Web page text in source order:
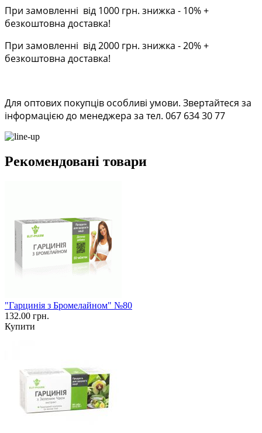
При замовленні від 1000 грн. знижка - 10% +
безкоштовна доставка!
При замовленні від 2000 грн. знижка - 20% +
безкоштовна доставка!
Для оптових покупців особливі умови. Звертайтеся за
інформацією до менеджера за тел. 067 634 30 77
Рекомендовані товари
"Гарцинія з Бромелайном" №80
132.00 грн.
Купити